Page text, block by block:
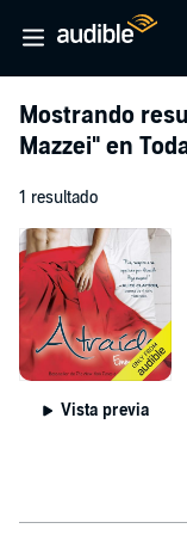
Mostrando
Mazzei" en
1 resultado
Vista previa